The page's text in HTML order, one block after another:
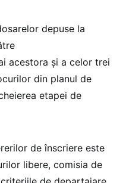
depuse la
acestora și a celor trei
din planul de
etapei de
de înscriere este
libere, comisia de